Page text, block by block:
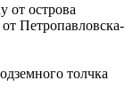
от острова
Петропавловска-
толчка